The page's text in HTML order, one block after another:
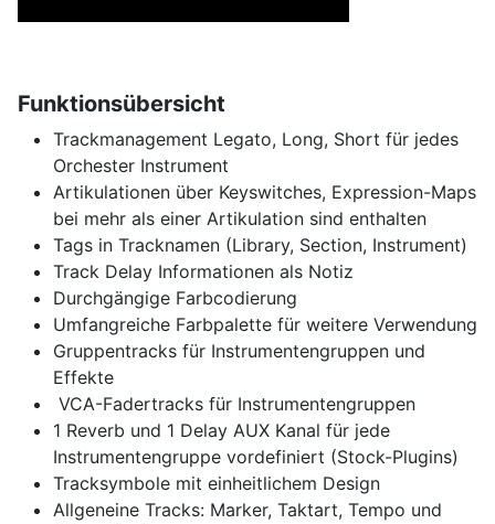
Funktionsübersicht
Trackmanagement Legato, Long, Short für jedes
Orchester Instrument
Artikulationen über Keyswitches, Expression-Maps
bei mehr als einer Artikulation sind enthalten
Tags in Tracknamen (Library, Section, Instrument)
Track Delay Informationen als Notiz
Durchgängige Farbcodierung
Umfangreiche Farbpalette für weitere Verwendung
Gruppentracks für Instrumentengruppen und
Effekte
VCA-Fadertracks für Instrumentengruppen
1 Reverb und 1 Delay AUX Kanal für jede
Instrumentengruppe vordefiniert (Stock-Plugins)
Tracksymbole mit einheitlichem Design
Allgeneine Tracks: Marker, Taktart, Tempo und